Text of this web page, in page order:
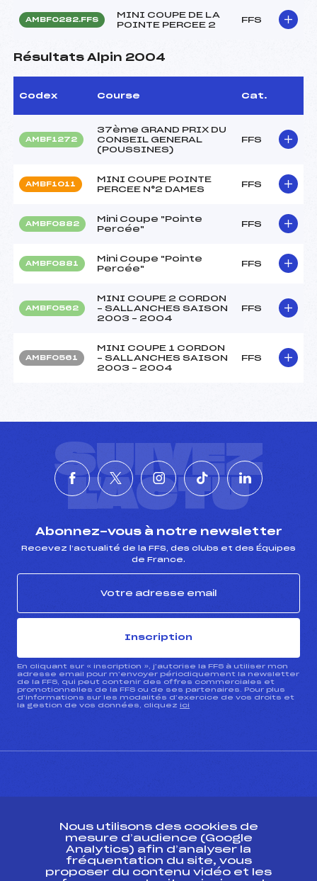
AMBF0282.FFS
MINI COUPE DE LA
POINTE PERCEE 2
FFS
Résultats Alpin 2004
Codex Course Cat.
AMBF1272
37ème GRAND PRIX DU
CONSEIL GENERAL
(POUSSINES)
FFS
AMBF1011
MINI COUPE POINTE
PERCEE N°2 DAMES
FFS
AMBF0882
Mini Coupe "Pointe
Percée"
FFS
AMBF0881
Mini Coupe "Pointe
Percée"
FFS
AMBF0562
MINI COUPE 2 CORDON
– SALLANCHES SAISON
2003 – 2004
FFS
AMBF0561
MINI COUPE 1 CORDON
– SALLANCHES SAISON
2003 – 2004
FFS
SUIVEZ
L'ACTU
Abonnez-vous à notre newsletter
Recevez l’actualité de la FFS, des clubs et des Équipes
de France.
Inscription
En cliquant sur « inscription », j’autorise la FFS à utiliser mon
adresse email pour m’envoyer périodiquement la newsletter
de la FFS, qui peut contenir des offres commerciales et
promotionnelles de la FFS ou de ses partenaires. Pour plus
d’informations sur les modalités d’exercice de vos droits et
la gestion de vos données, cliquez ici
ESPACE PRESSE
Ressources
Nous utilisons des cookies de
mesure d’audience (Google
Analytics) afin d’analyser la
fréquentation du site, vous
proposer du contenu vidéo et les